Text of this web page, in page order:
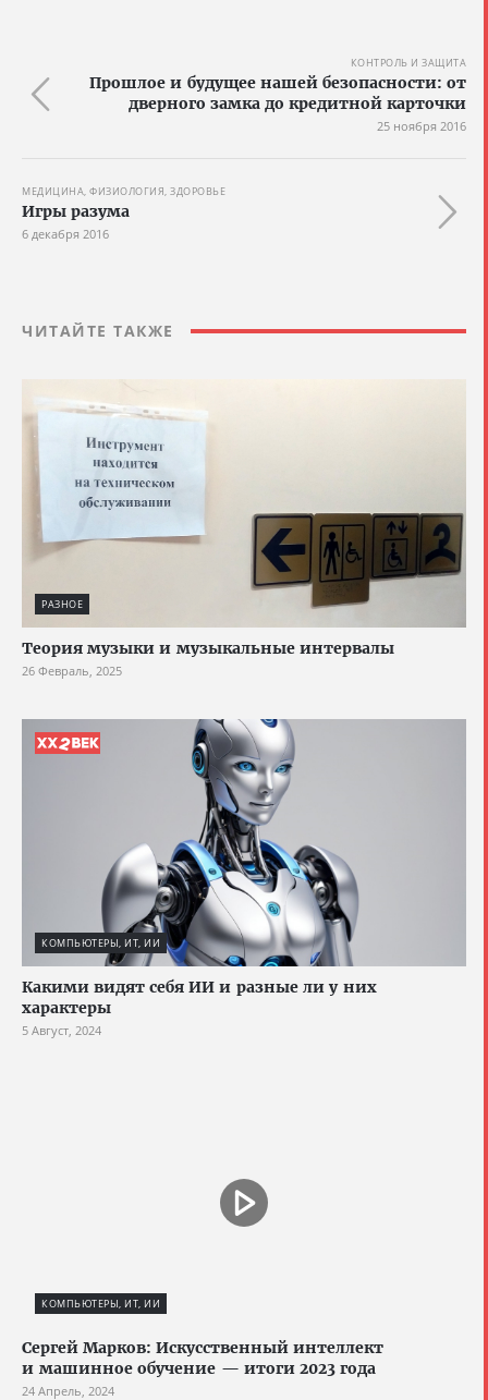
КОНТРОЛЬ И ЗАЩИТА
Прошлое и будущее нашей безопасности: от
дверного замка до кредитной карточки
25 ноября 2016
МЕДИЦИНА, ФИЗИОЛОГИЯ, ЗДОРОВЬЕ
Игры разума
6 декабря 2016
ЧИТАЙТЕ ТАКЖЕ
РАЗНОЕ
Теория музыки и музыкальные интервалы
26 Февраль, 2025
КОМПЬЮТЕРЫ, ИТ, ИИ
Какими видят себя ИИ и разные ли у них
характеры
5 Август, 2024
КОМПЬЮТЕРЫ, ИТ, ИИ
Сергей Марков: Искусственный интеллект
и машинное обучение — итоги 2023 года
24 Апрель, 2024